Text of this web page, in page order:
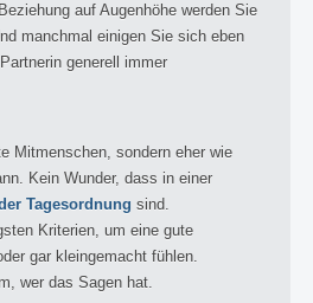
auf Augenhöhe werden Sie
manchmal einigen Sie sich eben
generell immer
Mitmenschen, sondern eher wie
Kein Wunder, dass in einer
Tagesordnung sind.
Kriterien, um eine gute
gar kleingemacht fühlen.
wer das Sagen hat.